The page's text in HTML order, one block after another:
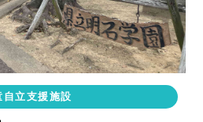
自立支援施設